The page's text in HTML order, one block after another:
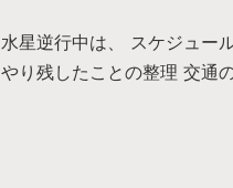
水星逆行中は、 スケジュー
やり残したことの整理 交通